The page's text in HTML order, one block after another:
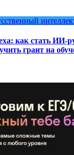
как стать ИИ-
грант на